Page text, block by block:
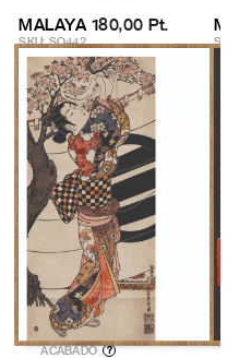
MALAYA 1
SKU: SQ442
80,00 Pt.
ACABADO ?